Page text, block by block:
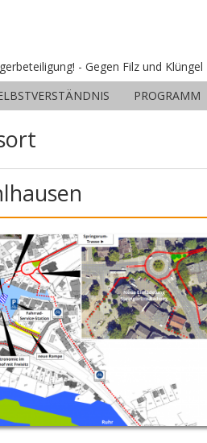
- Gegen Filz und Klüngel
PROGRAMM